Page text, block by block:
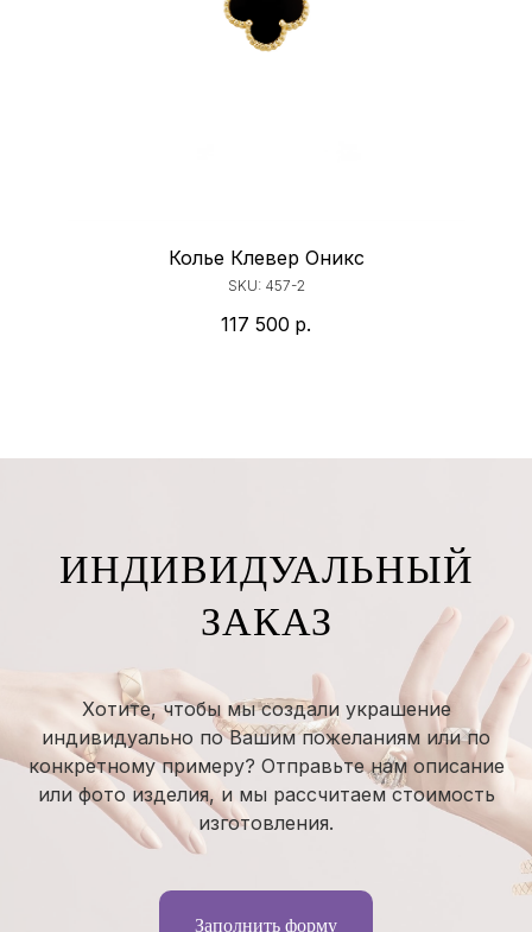
Колье Клевер Оникс
SKU: 457-2
117 500 р.
ИНДИВИДУАЛЬНЫЙ
ЗАКАЗ
Хотите, чтобы мы создали украшение
индивидуально по Вашим пожеланиям или по
конкретному примеру? Отправьте нам описание
или фото изделия, и мы рассчитаем стоимость
изготовления.
Заполнить форму